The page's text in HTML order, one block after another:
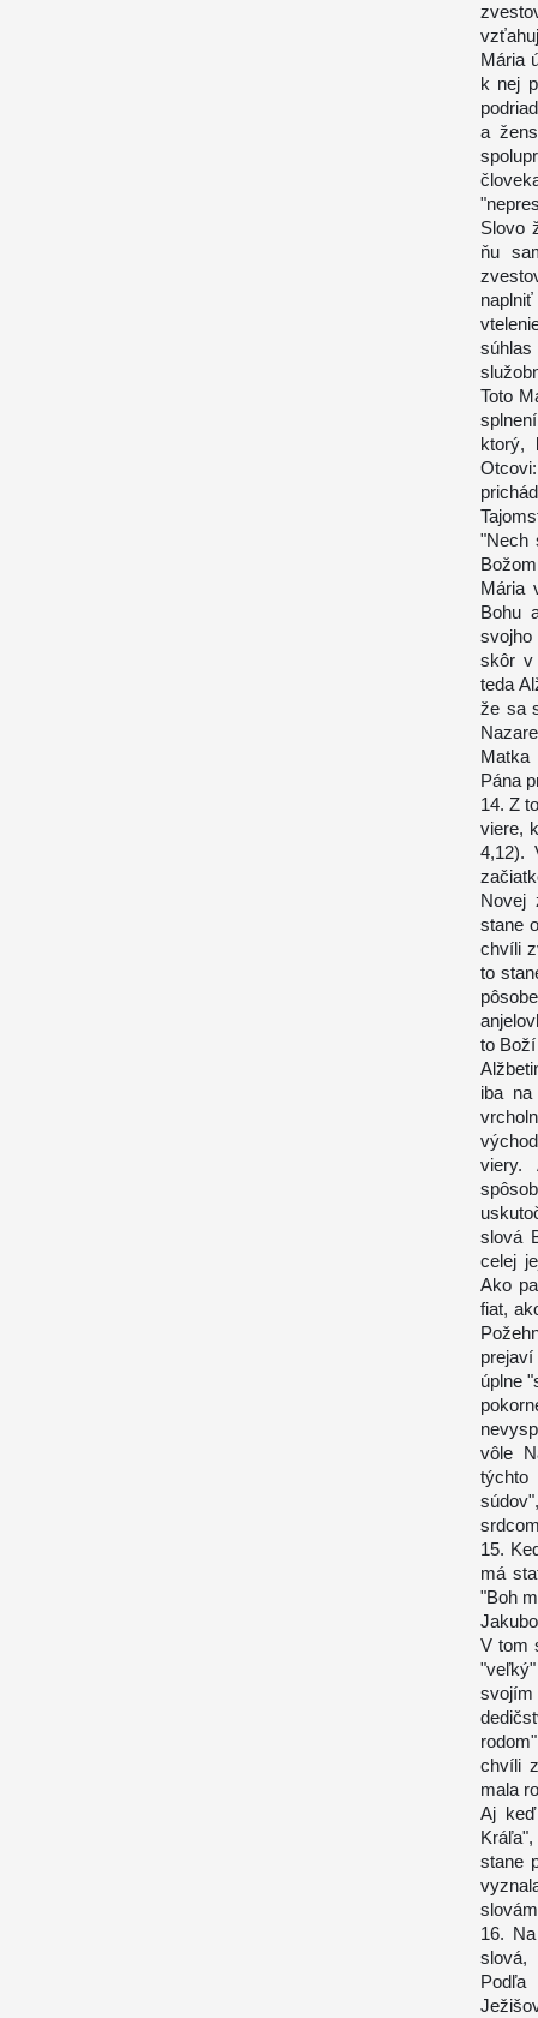
Mária
k nej
a
Slovo
ňu
Toto
ktorý,
"Nech
Mária
Bohu
skôr v
teda
že sa
Matka
Pána
14. Z
viere,
4,12).
Novej
stane
chvíli
to
to
iba
viery.
slová
celej
Ako
fiat,
úplne
vôle
15.
má
"Boh
V tom
svojím
chvíli
mala
Aj
stane
16.
slová,